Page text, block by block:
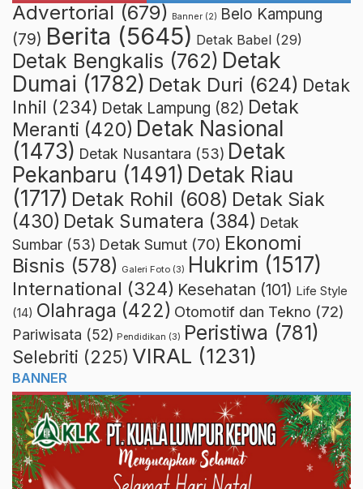
Advertorial (679) Banner (2) Belo Kampung
(79) Berita (5645) Detak Babel (29)
Detak Bengkalis (762) Detak
Dumai (1782) Detak Duri (624) Detak
Inhil (234) Detak Lampung (82) Detak
Meranti (420) Detak Nasional
(1473) Detak Nusantara (53) Detak
Pekanbaru (1491) Detak Riau
(1717) Detak Rohil (608) Detak Siak
(430) Detak Sumatera (384) Detak
Sumbar (53) Detak Sumut (70) Ekonomi
Bisnis (578) Galeri Foto (3) Hukrim (1517)
International (324) Kesehatan (101) Life Style
(14) Olahraga (422) Otomotif dan Tekno (72)
Pariwisata (52) Pendidikan (3) Peristiwa (781)
Selebriti (225) VIRAL (1231)
BANNER